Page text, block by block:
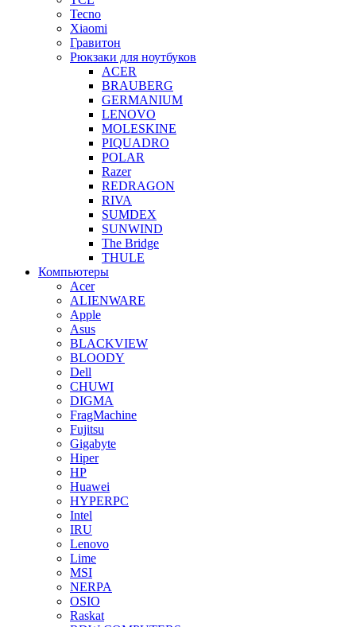
Tecno
Xiaomi
Гравитон
Рюкзаки для ноутбуков
ACER
BRAUBERG
GERMANIUM
LENOVO
MOLESKINE
PIQUADRO
POLAR
Razer
REDRAGON
RIVA
SUMDEX
SUNWIND
The Bridge
THULE
Компьютеры
Acer
ALIENWARE
Apple
Asus
BLACKVIEW
BLOODY
Dell
CHUWI
DIGMA
FragMachine
Fujitsu
Gigabyte
Hiper
HP
Huawei
HYPERPC
Intel
IRU
Lenovo
Lime
MSI
NERPA
OSIO
Raskat